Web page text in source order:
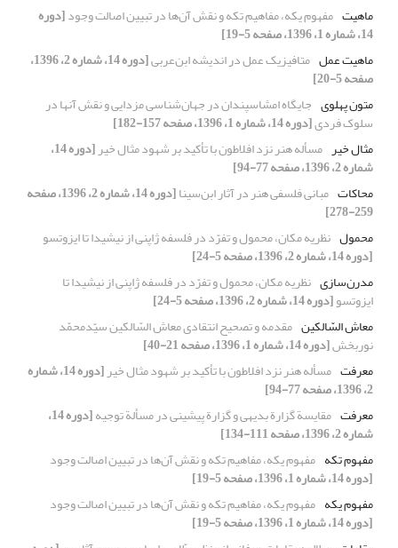
ماهیت مفهوم یکه، مفاهیم تکه و نقش آن‌ها در تبیین اصالت وجود[دوره
14، شماره 1، 1396، صفحه 5-19]
ماهیت عمل متافیزیک عمل در اندیشه ابن‌عربی [دوره 14، شماره 2، 1396،
صفحه 5-20]
متون پهلوی جایگاه امشاسپندان در جهان‌شناسی مزدایی و نقش آنها در
سلوک فردی[دوره 14، شماره 1، 1396، صفحه 157-182]
مثال خیر مسأله هنر نزد افلاطون با تأکید بر شهود مثال خیر [دوره 14،
شماره 2، 1396، صفحه 77-94]
محاکات مبانی فلسفی هنر در آثار ابن‌سینا [دوره 14، شماره 2، 1396، صفحه
259-278]
محمول نظریه مکان، محمول و تفرّد در فلسفه ژاپنی از نیشیدا تا ایزوتسو
[دوره 14، شماره 2، 1396، صفحه 5-24]
مدرن‌سازی نظریه مکان، محمول و تفرّد در فلسفه ژاپنی از نیشیدا تا
ایزوتسو[دوره 14، شماره 2، 1396، صفحه 5-24]
معاش السّالکین مقدمه و تصحیح انتقادی معاش السّالکین سیّدمحمّد
نوربخش[دوره 14، شماره 1، 1396، صفحه 21-40]
معرفت مسأله هنر نزد افلاطون با تأکید بر شهود مثال خیر [دوره 14، شماره
2، 1396، صفحه 77-94]
معرفت مقایسة گزارة بدیهی و گزارة پیشینی در مسألة توجیه [دوره 14،
شماره 2، 1396، صفحه 111-134]
مفهوم تکه مفهوم یکه، مفاهیم تکه و نقش آن‌ها در تبیین اصالت وجود
[دوره 14، شماره 1، 1396، صفحه 5-19]
مفهوم یکه مفهوم یکه، مفاهیم تکه و نقش آن‌ها در تبیین اصالت وجود
[دوره 14، شماره 1، 1396، صفحه 5-19]